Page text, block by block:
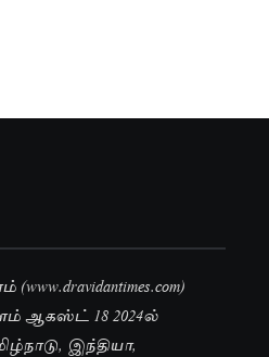
ஆகஸ்ட் 18 2024ல்
இந்தியா,